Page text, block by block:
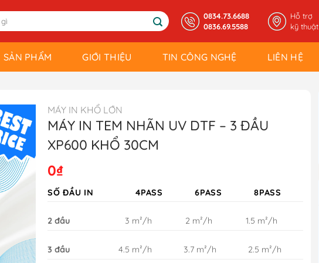
0834.73.6688
0836.69.5588
Hỗ trợ
kỹ thuật
SẢN PHẨM GIỚI THIỆU TIN CÔNG NGHỆ LIÊN HỆ
MÁY IN KHỔ LỚN
MÁY IN TEM NHÃN UV DTF – 3 ĐẦU
XP600 KHỔ 30CM
0₫
SỐ ĐẦU IN 4PASS 6PASS 8PASS
2 đầu 3 m²/h 2 m²/h 1.5 m²/h
3 đầu 4.5 m²/h 3.7 m²/h 2.5 m²/h